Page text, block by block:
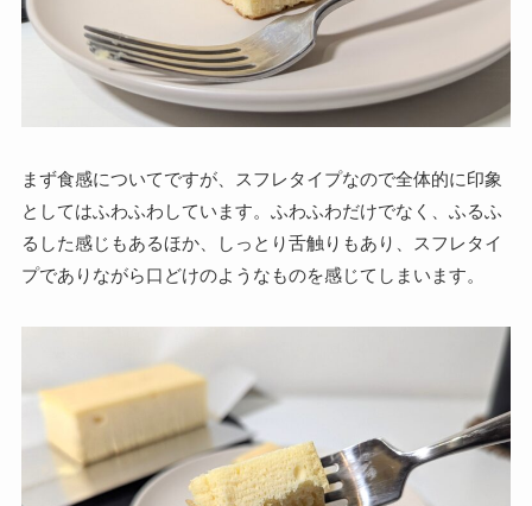
まず食感についてですが、スフレタイプなので全体的に印象
としてはふわふわしています。ふわふわだけでなく、ふるふ
るした感じもあるほか、しっとり舌触りもあり、スフレタイ
プでありながら口どけのようなものを感じてしまいます。